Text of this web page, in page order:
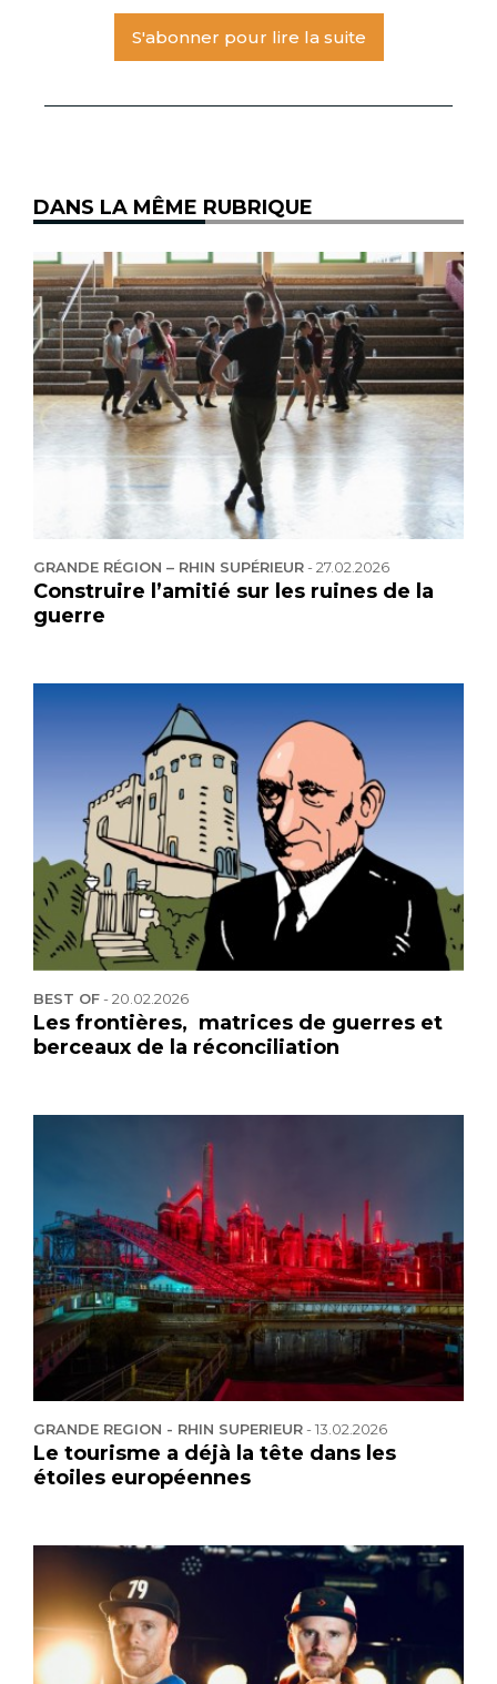
S'abonner pour lire la suite
DANS LA MÊME RUBRIQUE
GRANDE RÉGION – RHIN SUPÉRIEUR-27.02.2026
Construire l’amitié sur les ruines de la
guerre
BEST OF-20.02.2026
Les frontières, matrices de guerres et
berceaux de la réconciliation
GRANDE REGION - RHIN SUPERIEUR-13.02.2026
Le tourisme a déjà la tête dans les
étoiles européennes